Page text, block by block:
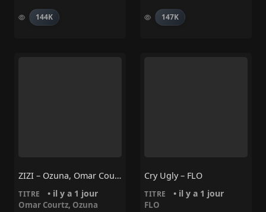
144K 147K
ZIZI – Ozuna, Omar Courtz
TITRE • il y a 1 jour
Omar Courtz, Ozuna
Cry Ugly – FLO
TITRE • il y a 1 jour
FLO